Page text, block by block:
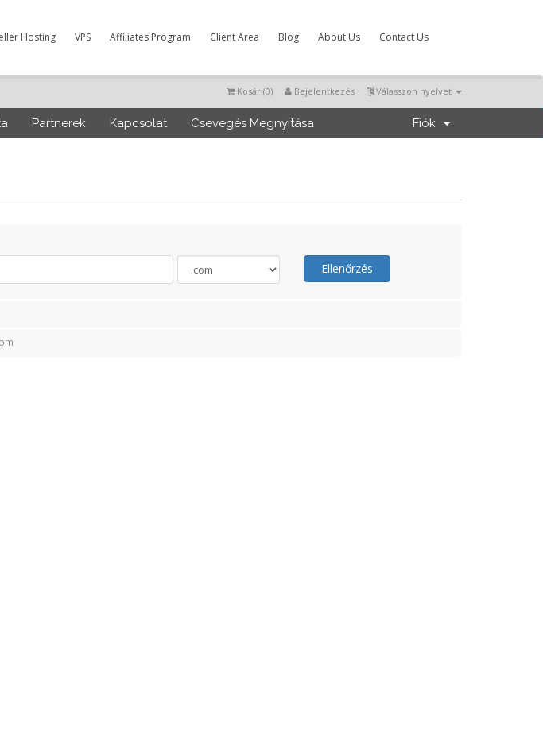
Hosting VPS Affiliates Program Client Area Blog About Us Contact Us
Válasszon nyelvet
Bejelentkezés
Kosár (0)
Partnerek Kapcsolat Csevegés Megnyitása Fiók
Ellenőrzés